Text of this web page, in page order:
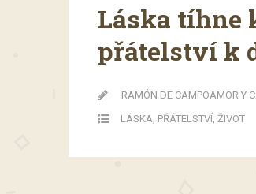
Láska tíhne
přátelství k
RAMÓN DE CAMPOAMOR Y
LÁSKA PŘÁTELSTVÍ ŽIVOT